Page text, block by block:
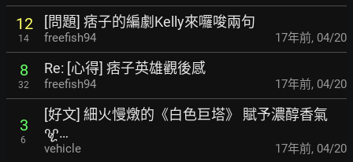
12
14
[問題] 痞子的編劇Kelly來囉唆兩句
freefish94 17年前, 04/20
8
32
Re: [心得] 痞子英雄觀後感
freefish94 17年前, 04/20
3
6
[好文] 細火慢燉的《白色巨塔》 賦予濃醇香氣
ꨠ…
vehicle 17年前, 04/20